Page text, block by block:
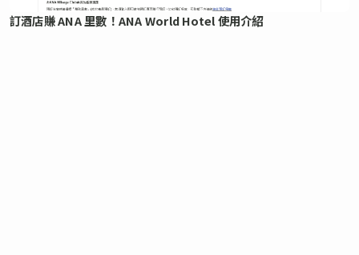
訂酒店賺 ANA 里數！ANA World Hotel 使用介紹